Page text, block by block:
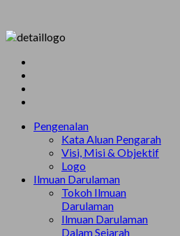
Pengenalan
Kata Aluan Pengarah
Visi, Misi & Objektif
Logo
Ilmuan Darulaman
Tokoh Ilmuan
Darulaman
Ilmuan Darulaman
Dalam Sejarah